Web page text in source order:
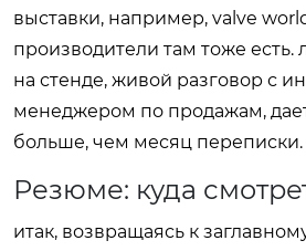
выставки, например, valve
производители там тоже
на стенде, живой разговор с
менеджером по продажам,
больше, чем месяц переписки.
Резюме: куда
итак, возвращаясь к